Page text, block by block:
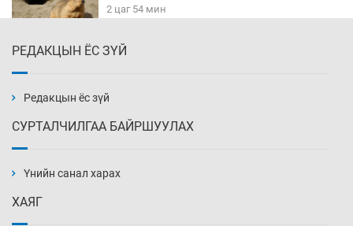
2 цаг 54 мин
3 цаг 24 мин
3 цаг 54 мин
РЕДАКЦЫН ЁС ЗҮЙ
Редакцын ёс зүй
СУРТАЛЧИЛГАА БАЙРШУУЛАХ
Үнийн санал харах
ХАЯГ